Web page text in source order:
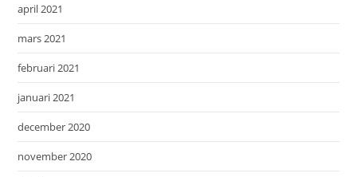
april 2021
mars 2021
februari 2021
januari 2021
december 2020
november 2020